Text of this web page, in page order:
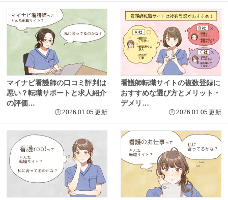
マイナビ看護師の口コミ評判は
悪い？転職サポートと求人紹介
の評価…
🕒2026.01.05 更新
看護師転職サイトの複数登録に
おすすめな選び方とメリット・
デメリ…
🕒2026.01.05 更新